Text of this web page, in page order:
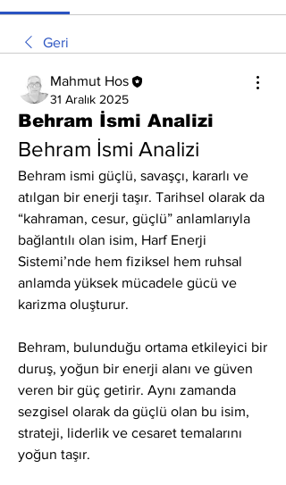
Geri
Mahmut Hos
31 Aralık 2025
Behram İsmi Analizi
Behram İsmi Analizi
Behram ismi güçlü, savaşçı, kararlı ve
atılgan bir enerji taşır. Tarihsel olarak da
“kahraman, cesur, güçlü” anlamlarıyla
bağlantılı olan isim, Harf Enerji
Sistemi’nde hem fiziksel hem ruhsal
anlamda yüksek mücadele gücü ve
karizma oluşturur.
Behram, bulunduğu ortama etkileyici bir
duruş, yoğun bir enerji alanı ve güven
veren bir güç getirir. Aynı zamanda
sezgisel olarak da güçlü olan bu isim,
strateji, liderlik ve cesaret temalarını
yoğun taşır.